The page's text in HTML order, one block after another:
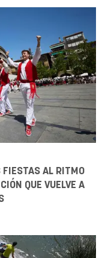
FIESTAS AL RITMO
QUE VUELVE A